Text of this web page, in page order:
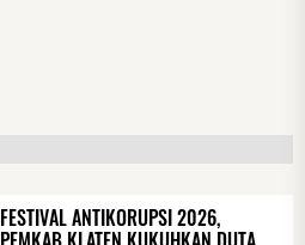
FESTIVAL ANTIKORUPSI 2026,